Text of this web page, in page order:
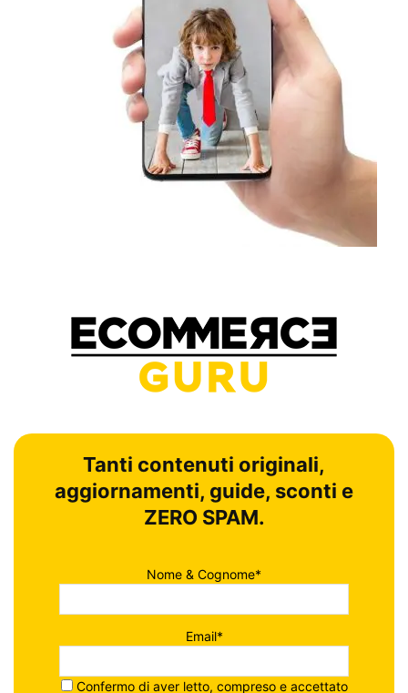
Tanti contenuti originali,
aggiornamenti, guide, sconti e
ZERO SPAM.
Nome & Cognome*
Email*
Confermo di aver letto, compreso e accettato